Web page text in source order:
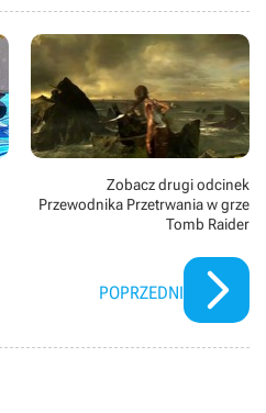
Zobacz drugi odcinek
Przewodnika Przetrwania w grze
Tomb Raider
POPRZEDNI